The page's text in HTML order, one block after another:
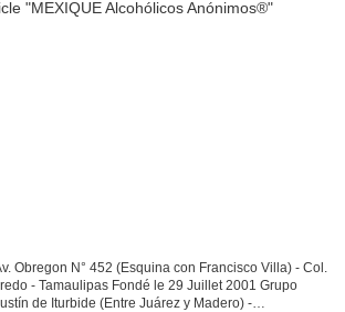
Obregon N° 452 (Esquina con Francisco Villa) - Col.
- Tamaulipas Fondé le 29 Juillet 2001 Grupo
de Iturbide (Entre Juárez y Madero) -